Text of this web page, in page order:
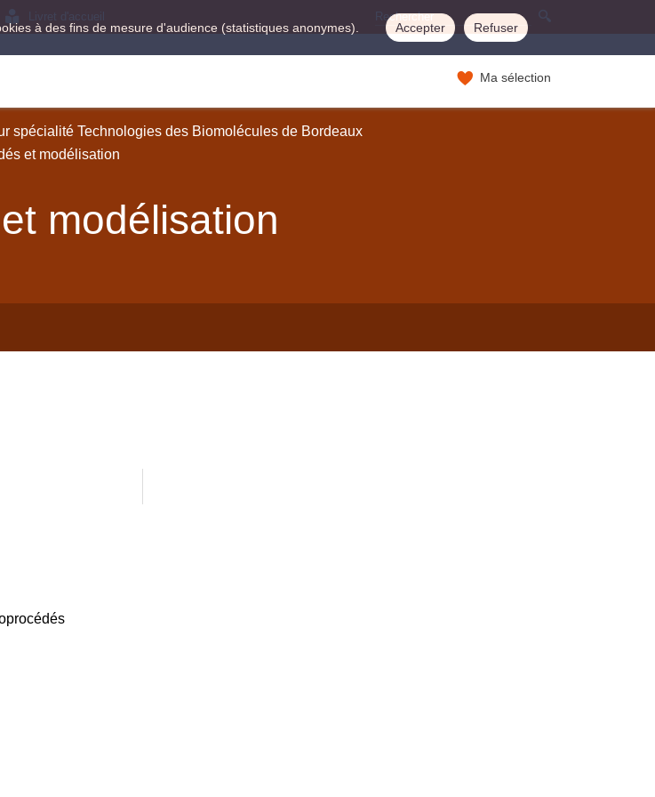
à des fins de mesure d'audience (statistiques anonymes). Accepter Refuser
Livret d'accueil
Ma sélection
spécialité Technologies des Biomolécules de Bordeaux
et modélisation
modélisation